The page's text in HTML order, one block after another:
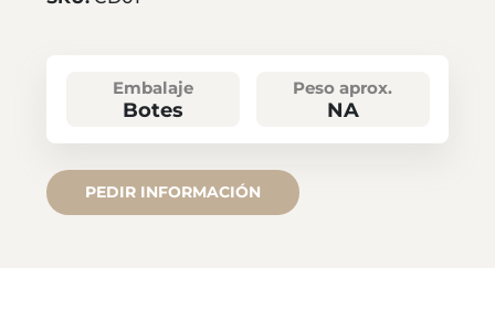
Embalaje
Botes
Peso aprox.
NA
PEDIR INFORMACIÓN